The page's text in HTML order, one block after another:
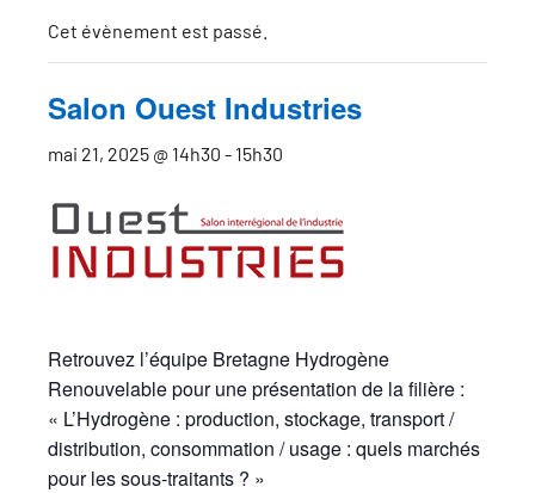
Cet évènement est passé.
Salon Ouest Industries
mai 21, 2025 @ 14h30 - 15h30
Retrouvez l’équipe Bretagne Hydrogène
Renouvelable pour une présentation de la filière :
« L’Hydrogène : production, stockage, transport /
distribution, consommation / usage : quels marchés
pour les sous-traitants ? »